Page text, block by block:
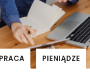
PRACA PIENIĄDZE